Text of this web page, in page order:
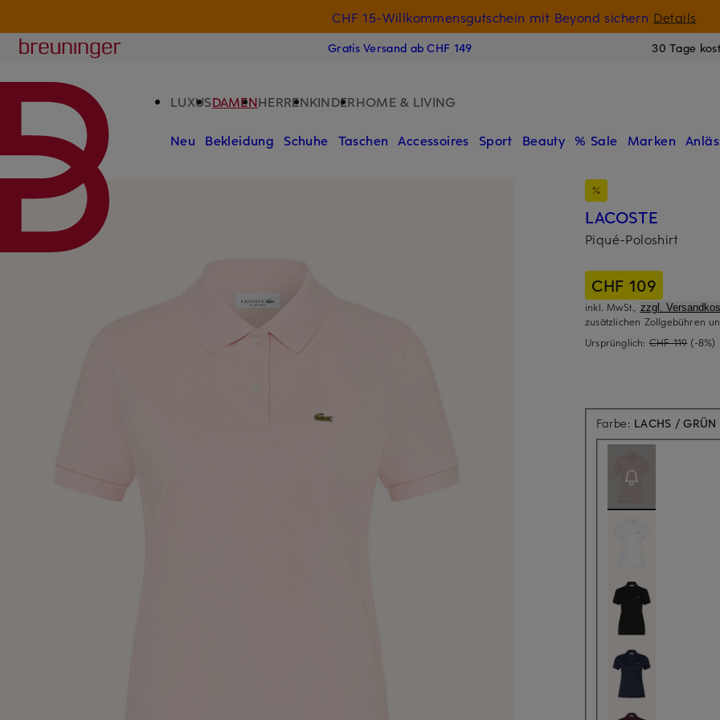
CHF 15-Willkommensgutschein mit Beyond sichern Details
Breuninger
Gratis Versand ab CHF 149 30 Tage
LUXUSDAMENHERRENKINDERHOME & LIVING
Neu Bekleidung Schuhe Taschen Accessoires Sport Beauty % Sale Marken
LACOSTE
Piqué-Poloshirt
CHF 109
inkl. MwSt., zzgl.
zusätzlichen Zollgebühren
Ursprünglich: CHF 119 (-8%)
Farbe: LACHS / GRÜN